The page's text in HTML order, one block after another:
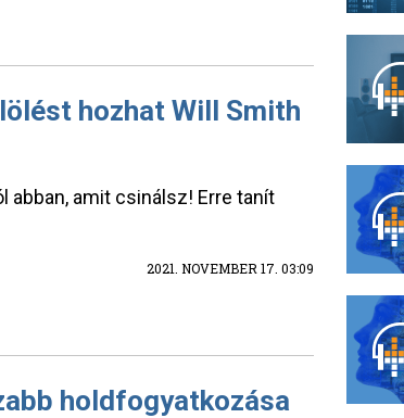
hozhat Will Smith
abban, amit csinálsz! Erre tanít
2021. NOVEMBER 17. 03:09
holdfogyatkozása